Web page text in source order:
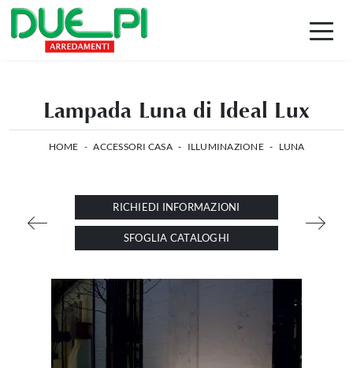
Lampada Luna di Ideal Lux
HOME - ACCESSORI CASA - ILLUMINAZIONE - LUNA
RICHIEDI INFORMAZIONI
SFOGLIA CATALOGHI